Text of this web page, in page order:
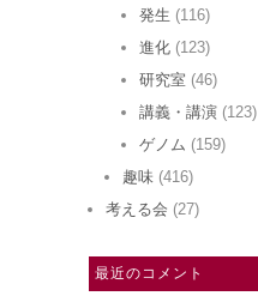
発生 (116)
進化 (123)
研究室 (46)
講義・講演 (123)
ゲノム (159)
趣味 (416)
考える会 (27)
最近のコメント